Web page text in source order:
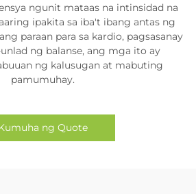
ngunit mataas na intinsidad na
ipakita sa iba't ibang antas ng
paraan para sa kardio, pagsasanay
ng balanse, ang mga ito ay
ng kalusugan at mabuting
pamumuhay.
ng Quote